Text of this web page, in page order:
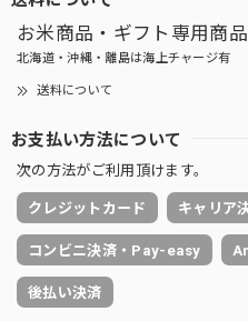
お米商品・ギフト専用商品
北海道・沖縄・離島は海上チャージ有
送料について
お支払い方法について
次の方法がご利用頂けます。
クレジットカード キャリア
コンビニ決済・Pay-easy
後払い決済